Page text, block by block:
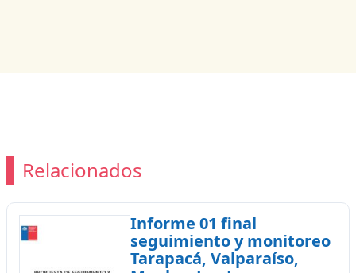
Relacionados
Informe 01 final
seguimiento y monitoreo
Tarapacá, Valparaíso,